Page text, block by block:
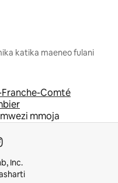
katika maeneo fulani
Comté
mmoja
Inc.